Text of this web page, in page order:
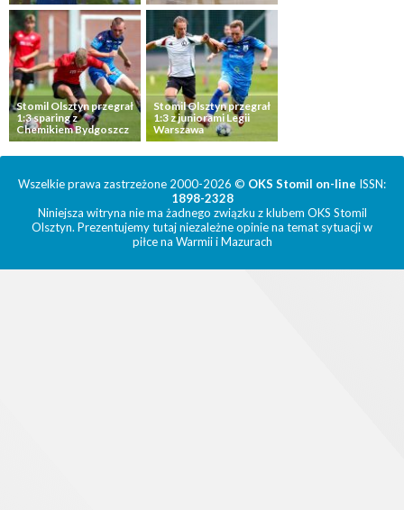
Stomil Olsztyn przegrał
1:3 sparing z
Chemikiem Bydgoszcz
Stomil Olsztyn przegrał
1:3 z juniorami Legii
Warszawa
Wszelkie prawa zastrzeżone 2000-2026 © OKS Stomil on-line ISSN:
1898-2328
Niniejsza witryna nie ma żadnego związku z klubem OKS Stomil
Olsztyn. Prezentujemy tutaj niezależne opinie na temat sytuacji w
piłce na Warmii i Mazurach